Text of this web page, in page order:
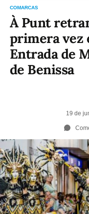
COMARCAS
À Punt
primera vez
Entrada de
de Benissa
19 de